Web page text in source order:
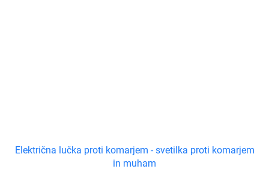
Električna lučka proti komarjem - svetilka proti komarjem
in muham